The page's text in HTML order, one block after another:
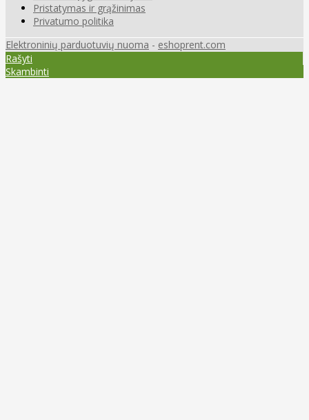
Pristatymas ir grąžinimas
Privatumo politika
Elektroninių parduotuvių nuoma - eshoprent.com
Rašyti
Skambinti